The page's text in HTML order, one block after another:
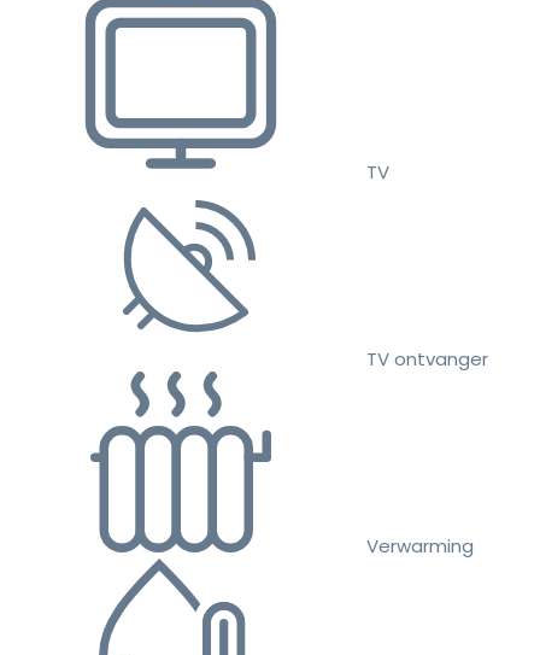
TV
TV ontvanger
Verwarming